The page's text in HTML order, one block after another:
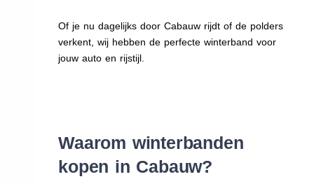
Of je nu dagelijks door Cabauw rijdt of de polders
verkent, wij hebben de perfecte winterband voor
jouw auto en rijstijl.
Waarom winterbanden
kopen in Cabauw?